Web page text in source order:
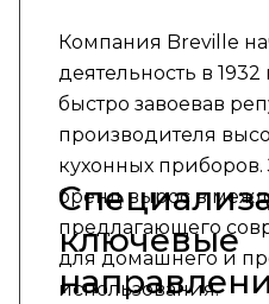
Компания Breville
деятельность в
быстро завоевав
производителя
кухонных приборов.
бренд вырос в
предлагающего
для домашнего и
использования.
ключевые